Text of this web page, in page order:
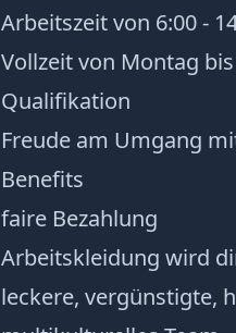
Arbeitszeit von 6:00 -
Vollzeit von Montag
Qualifikation
Freude am Umgang
Benefits
faire Bezahlung
Arbeitskleidung wird
leckere, vergünstigte,